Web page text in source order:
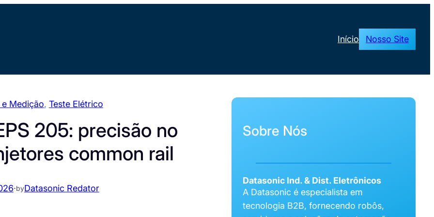
Início Nosso Site
e Medição, Teste Elétrico
205: precisão no
common rail
·byDatasonic Redator
Sobre Nós
Datasonic Ind. & Dist. Eletrônicos
A Datasonic é especialista em
tecnologia B2B, fornecendo robôs,